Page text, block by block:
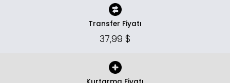
Transfer Fiyatı
37,99 $